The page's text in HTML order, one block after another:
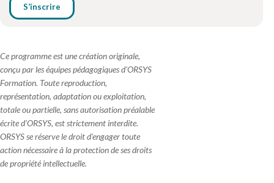
S’inscrire
Ce programme est une création originale,
conçu par les équipes pédagogiques d'ORSYS
Formation. Toute reproduction,
représentation, adaptation ou exploitation,
totale ou partielle, sans autorisation préalable
écrite d'ORSYS, est strictement interdite.
ORSYS se réserve le droit d'engager toute
action nécessaire à la protection de ses droits
de propriété intellectuelle.